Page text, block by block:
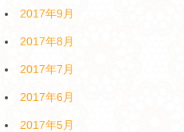
2017年9月
2017年8月
2017年7月
2017年6月
2017年5月